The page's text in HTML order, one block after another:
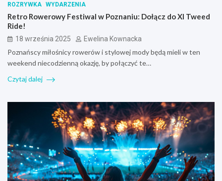
ROZRYWKA WYDARZENIA
Retro Rowerowy Festiwal w Poznaniu: Dołącz do XI Tweed
Ride!
18 września 2025 Ewelina Kownacka
Poznańscy miłośnicy rowerów i stylowej mody będą mieli w ten
weekend niecodzienną okazję, by połączyć te…
Czytaj dalej